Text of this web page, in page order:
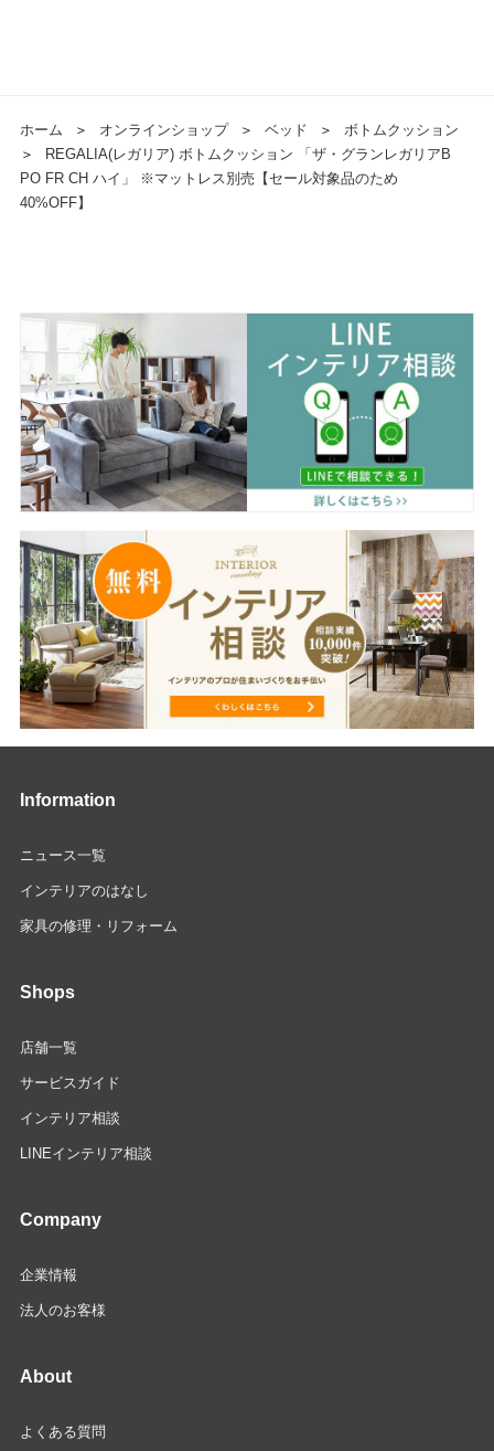
ホーム ＞ オンラインショップ ＞ ベッド ＞
ボトムクッション
＞
REGALIA(レガリア) ボトムクッション 「ザ・グランレガリアB
PO FR CH ハイ」 ※マットレス別売【セール対象品のため
40%OFF】
Information
ニュース一覧
インテリアのはなし
家具の修理・リフォーム
Shops
店舗一覧
サービスガイド
インテリア相談
LINEインテリア相談
Company
企業情報
法人のお客様
About
よくある質問